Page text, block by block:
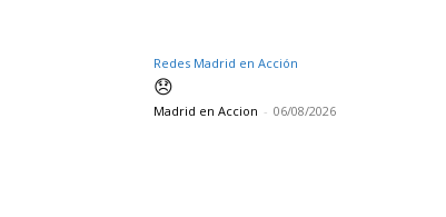
Redes Madrid en Acción
😞
Madrid en Accion - 06/08/2026